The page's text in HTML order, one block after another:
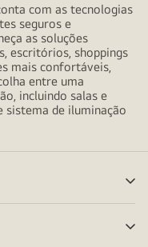
com as tecnologias
seguros e
as soluções
escritórios, shoppings
mais confortáveis,
entre uma
incluindo salas e
sistema de iluminação